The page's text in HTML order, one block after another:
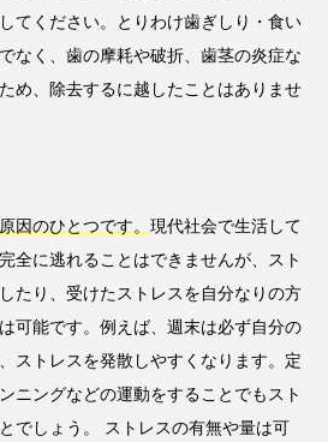
てください。とりわけ歯ぎしり・食い
なく、歯の摩耗や破折、歯茎の炎症な
め、除去するに越したことはありませ
因のひとつです。現代社会で生活して
全に逃れることはできませんが、スト
たり、受けたストレスを自分なりの方
可能です。例えば、週末は必ず自分の
ストレスを発散しやすくなります。定
ニングなどの運動をすることでもスト
でしょう。 ストレスの有無や量は可